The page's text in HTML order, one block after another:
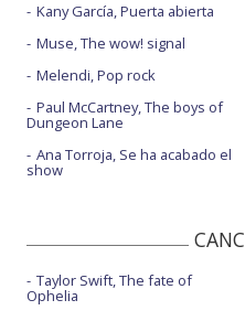
Kany García, Puerta abierta
Muse, The wow! signal
Melendi, Pop rock
Paul McCartney, The boys of
Dungeon Lane
Ana Torroja, Se ha acabado el
show
Taylor Swift, The fate of
Ophelia